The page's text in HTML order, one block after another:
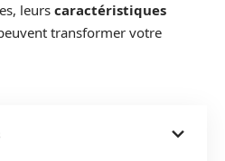
leurs caractéristiques
transformer votre